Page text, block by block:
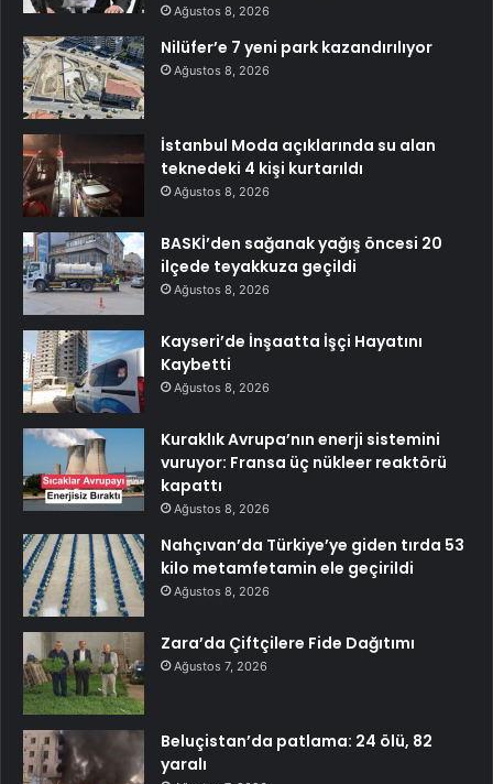
Ağustos 8, 2026
Nilüfer’e 7 yeni park kazandırılıyor
Ağustos 8, 2026
İstanbul Moda açıklarında su alan
teknedeki 4 kişi kurtarıldı
Ağustos 8, 2026
BASKİ’den sağanak yağış öncesi 20
ilçede teyakkuza geçildi
Ağustos 8, 2026
Kayseri’de İnşaatta İşçi Hayatını
Kaybetti
Ağustos 8, 2026
Kuraklık Avrupa’nın enerji sistemini
vuruyor: Fransa üç nükleer reaktörü
kapattı
Ağustos 8, 2026
Nahçıvan’da Türkiye’ye giden tırda 53
kilo metamfetamin ele geçirildi
Ağustos 8, 2026
Zara’da Çiftçilere Fide Dağıtımı
Ağustos 7, 2026
Beluçistan’da patlama: 24 ölü, 82
yaralı